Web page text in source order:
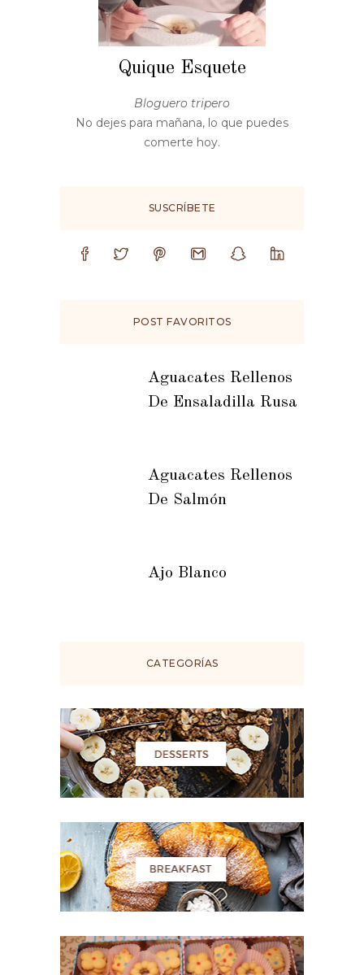
Quique Esquete
Bloguero tripero
No dejes para mañana, lo que puedes
comerte hoy.
SUSCRÍBETE
POST FAVORITOS
Aguacates Rellenos
De Ensaladilla Rusa
Aguacates Rellenos
De Salmón
Ajo Blanco
CATEGORÍAS